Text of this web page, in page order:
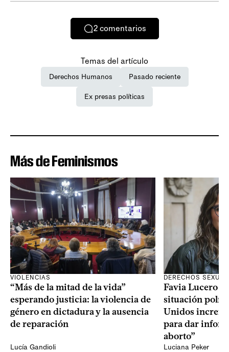
2 comentarios
Temas del artículo
Derechos Humanos Pasado reciente
Ex presas políticas
Más de Feminismos
VIOLENCIAS
“Más de la mitad de la vida”
esperando justicia: la violencia de
género en dictadura y la ausencia
de reparación
Lucía Gandioli
DERECHOS
Favia Lucero
situación
Unidos
para dar
aborto”
Luciana Peker